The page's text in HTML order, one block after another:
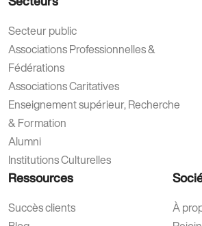
Secteur public
Associations Professionnelles &
Fédérations
Associations Caritatives
Enseignement supérieur, Recherche
& Formation
Alumni
Institutions Culturelles
Ressources
Succès clients
À